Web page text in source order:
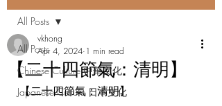
All Posts
Chinese Culture 中華文化
Japanese Culture 日本文化
All Posts
【二十四節氣：清明】
vkhong
Apr 4, 2024 1 min read
【二十四節氣：清明】